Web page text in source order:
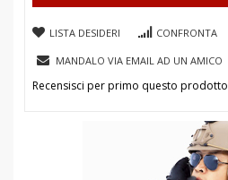
LISTA DESIDERI CONFRONTA
MANDALO VIA EMAIL AD UN AMICO
Recensisci per primo questo prodotto